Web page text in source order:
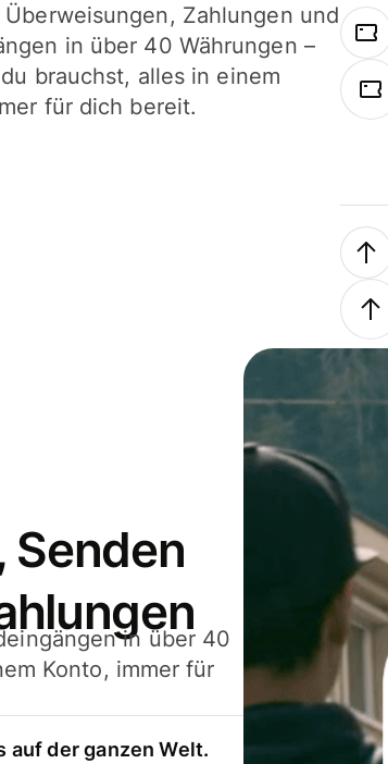
Zahlungen und
in über 40 Währungen –
brauchst, alles in einem
für dich bereit.
Senden
in über 40
Konto, immer für
auf der ganzen Welt.